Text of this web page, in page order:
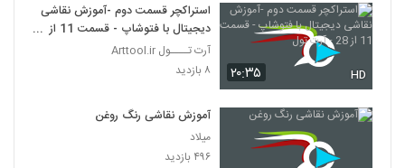
۲۰:۳۵ HD
استراکچر قسمت دوم -آموزش نقاشی
دیجیتال با فتوشاپ - قسمت 11 از
28 - آرت تول
آرت تــــول Arttool.ir
۸ بازدید
آموزش نقاشی رنگ روغن
میلاد
۴۹۶ بازدید